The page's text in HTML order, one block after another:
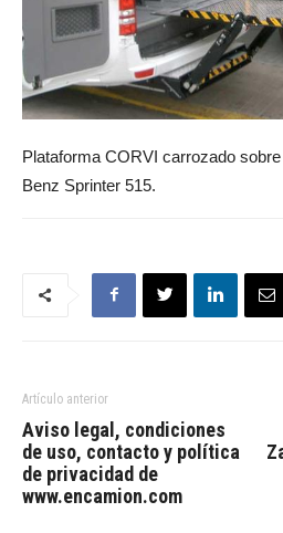
Plataforma CORVI carrozado
Benz Sprinter 515.
Artículo anterior
Aviso legal, condiciones
de uso, contacto y política
de privacidad de
www.encamion.com